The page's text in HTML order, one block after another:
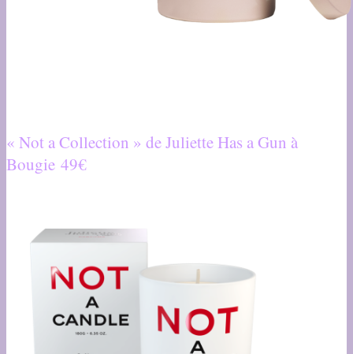
« Not a Collection » de Juliette Has a Gun à
Bougie 49€